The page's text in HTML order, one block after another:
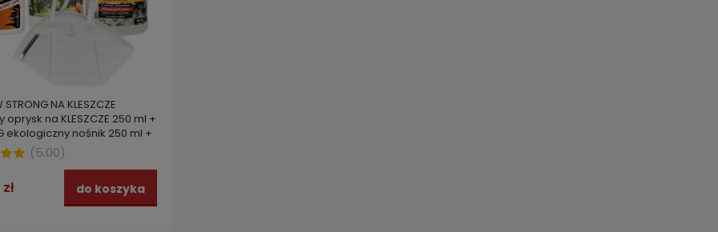
STRONG NA KLESZCZE
oprysk na KLESZCZE 250 ml +
ekologiczny nośnik 250 ml +
DEET SPRAY + Maseczka
FFP2
(5.00)
do koszyka